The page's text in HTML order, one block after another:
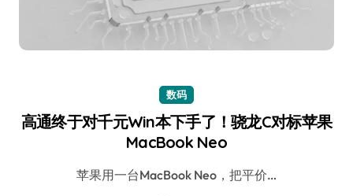
数码
高通终于对千元Win本下手了！骁龙C对标苹果
MacBook Neo
苹果用一台MacBook Neo，把平价…